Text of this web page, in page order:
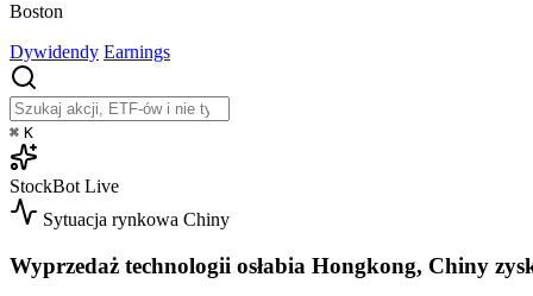
Boston
Dywidendy Earnings
⌘ K
StockBot Live
Sytuacja rynkowa Chiny
Wyprzedaż technologii osłabia Hongkong, Chiny